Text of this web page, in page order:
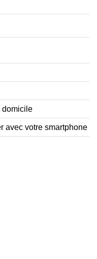
domicile
avec votre smartphone